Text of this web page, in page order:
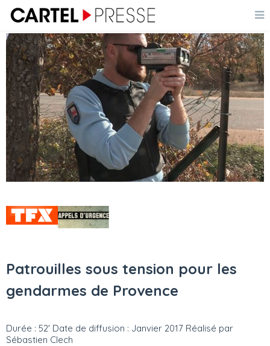
Patrouilles sous tension pour les
gendarmes de Provence
Durée : 52' Date de diffusion : Janvier 2017 Réalisé par
Sébastien Clech